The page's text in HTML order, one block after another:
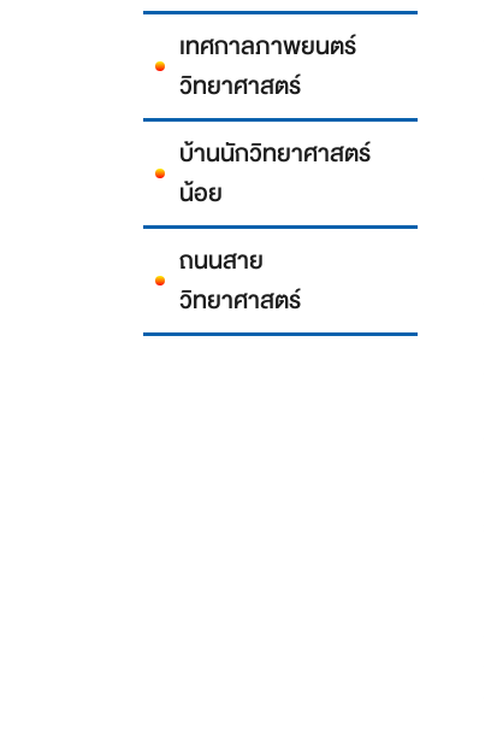
เทศกาลภาพยนตร์
วิทยาศาสตร์
บ้านนักวิทยาศาสตร์
น้อย
ถนนสาย
วิทยาศาสตร์